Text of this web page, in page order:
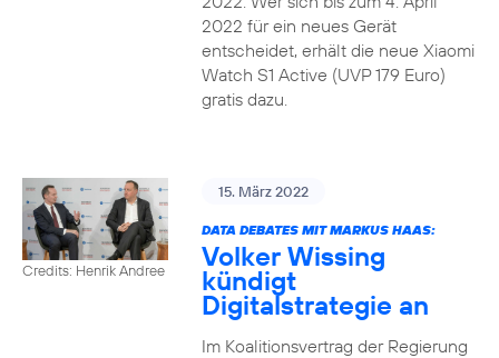
2022 für ein neues Gerät
entscheidet, erhält die neue Xiaomi
Watch S1 Active (UVP 179 Euro)
gratis dazu.
Credits: Henrik Andree
15. März 2022
DATA DEBATES MIT MARKUS HAAS:
Volker Wissing
kündigt
Digitalstrategie an
Im Koalitionsvertrag der Regierung